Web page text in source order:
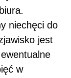
niechęci do
jest
w